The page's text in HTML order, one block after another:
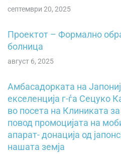
септември 20, 2025
Проектот – Формално
болница
август 6, 2025
Амбасадорката на
екселенција г-ѓа Сецуко
во посета на Клиниката
повод промоцијата на
апарат- донација од
нашата земја